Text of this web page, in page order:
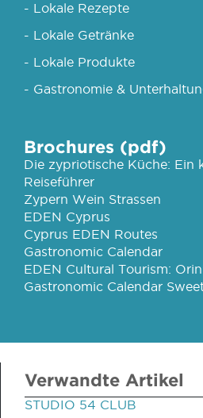
- Lokale Rezepte
- Lokale Getränke
- Lokale Produkte
- Gastronomie &
Brochures (pdf)
Die zypriotische Küche: Ein
Reiseführer
Zypern Wein Strassen
EDEN Cyprus
Cyprus EDEN Routes
Gastronomic Calendar
EDEN Cultural Tourism:
Gastronomic Calendar
Verwandte Artikel
STUDIO 54 CLUB